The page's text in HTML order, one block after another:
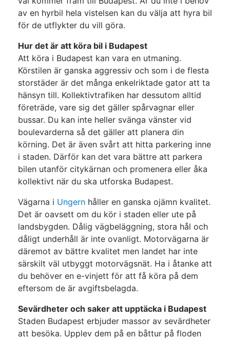
av en hyrbil hela vistelsen kan du välja att hyra bil
för de utflykter du vill göra.
Hur det är att köra bil i Budapest
Att köra i Budapest kan vara en utmaning.
Körstilen är ganska aggressiv och som i de flesta
storstäder är det många enkelriktade gator att ta
hänsyn till. Kollektivtrafiken har dessutom alltid
företräde, vare sig det gäller spårvagnar eller
bussar. Du kan inte heller svänga vänster vid
boulevarderna så det gäller att planera din
körning. Det är även svårt att hitta parkering inne
i staden. Därför kan det vara bättre att parkera
bilen utanför citykärnan och promenera eller åka
kollektivt när du ska utforska Budapest.
Vägarna i Ungern håller en ganska ojämn kvalitet.
Det är oavsett om du kör i staden eller ute på
landsbygden. Dålig vägbeläggning, stora hål och
dåligt underhåll är inte ovanligt. Motorvägarna är
däremot av bättre kvalitet men landet har inte
särskilt väl utbyggt motorvägsnät. Ha i åtanke att
du behöver en e-vinjett för att få köra på dem
eftersom de är avgiftsbelagda.
Sevärdheter och saker att upptäcka i Budapest
Staden Budapest erbjuder massor av sevärdheter
att besöka. Upplev dem på en båttur på floden